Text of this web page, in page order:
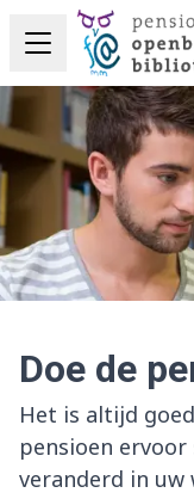
Doe de
Het is altijd
pensioen
veranderd in uw